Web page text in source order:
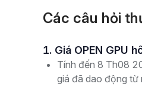
Các câu hỏi
1. Giá OPEN
Tính đến 8 Th08
giá đã dao động